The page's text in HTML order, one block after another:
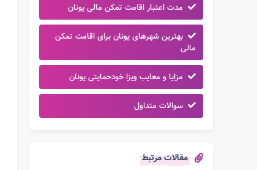
مدت اعتبار اقامت تمکن مالی یونان
بهترین شهرهای یونان برای اقامت تمکن
مالی
مزایا و معایب ویزا خودحمایتی یونان
سوالات متداول
مقالات مرتبط